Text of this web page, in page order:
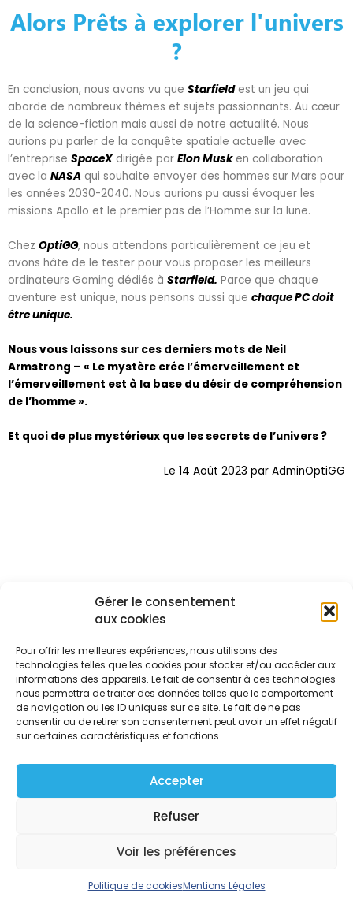
Gérer le consentement
aux cookies
Pour offrir les meilleures expériences, nous utilisons des
technologies telles que les cookies pour stocker et/ou accéder aux
informations des appareils. Le fait de consentir à ces technologies
nous permettra de traiter des données telles que le comportement
de navigation ou les ID uniques sur ce site. Le fait de ne pas
consentir ou de retirer son consentement peut avoir un effet négatif
sur certaines caractéristiques et fonctions.
Accepter
Refuser
Voir les préférences
Politique de cookiesMentions Légales
Alors Prêts à explorer l'univers
?
En conclusion, nous avons vu que Starfieldest un jeu qui
aborde de nombreux thèmes et sujets passionnants. Au cœur
de la science-fiction mais aussi de notre actualité. Nous
aurions pu parler de la conquête spatiale actuelle avec
l’entreprise SpaceX dirigée par Elon Musken collaboration
avec la NASA qui souhaite envoyer des hommes sur Mars pour
les années 2030-2040. Nous aurions pu aussi évoquer les
missions Apollo et le premier pas de l’Homme sur la lune.
Chez OptiGG, nous attendons particulièrement ce jeu et
avons hâte de le tester pour vous proposer les meilleurs
ordinateurs Gaming dédiés à Starfield. Parce que chaque
aventure est unique, nous pensons aussi que chaque PC doit
être unique.
Nous vous laissons sur ces derniers mots de Neil
Armstrong – « Le mystère crée l’émerveillement et
l’émerveillement est à la base du désir de compréhension
de l’homme ».
Et quoi de plus mystérieux que les secrets de l’univers ?
Le 14 Août 2023 par AdminOptiGG
Nos autres Articles
Accueil
Réalisations
Formulaire PC
Contact